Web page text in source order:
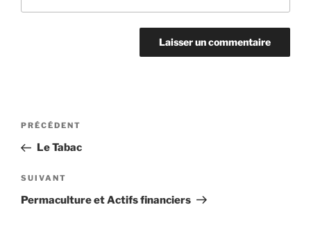
Navigation
l’article
Article
précédent
PRÉCÉDENT
Le Tabac
Article
suivant
SUIVANT
Permaculture et Actifs financiers